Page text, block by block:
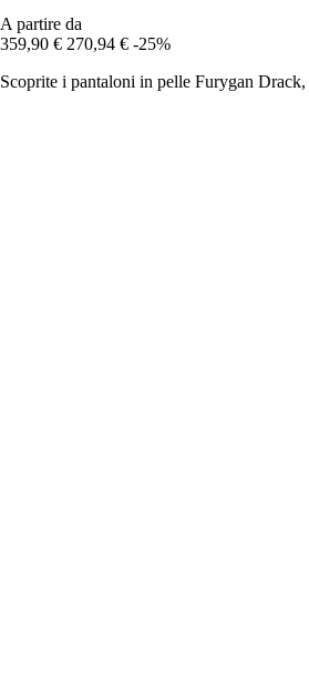
A partire da
359,90 € 270,94 € -25%
Scoprite i pantaloni in pelle Furygan